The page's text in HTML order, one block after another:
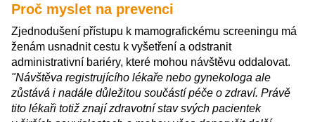
Proč myslet na prevenci
Zjednodušení přístupu k mamografickému screeningu má
ženám usnadnit cestu k vyšetření a odstranit
administrativní bariéry, které mohou návštěvu oddalovat.
"Návštěva registrujícího lékaře nebo gynekologa ale
zůstává i nadále důležitou součástí péče o zdraví. Právě
tito lékaři totiž znají zdravotní stav svých pacientek